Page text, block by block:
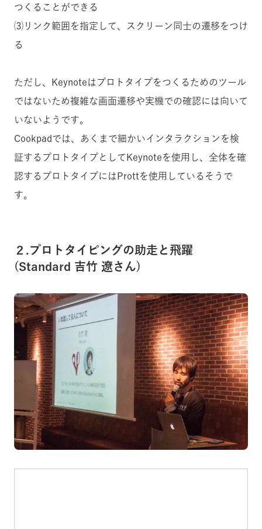
つくることができる
⑶リンク範囲を指定して、スクリーン同士の遷移をつけ
る
ただし、Keynoteはプロトタイプをつくるためのツール
ではないため複雑な画面遷移や実機での確認には向いて
いないようです。
Cookpadでは、あくまで細かいインタラクションを検
証するプロトタイプとしてKeynoteを使用し、全体を確
認するプロトタイプにはProttを使用しているそうで
す。
２.プロトタイピングの助走と飛躍
(Standard 吉竹 遼さん)